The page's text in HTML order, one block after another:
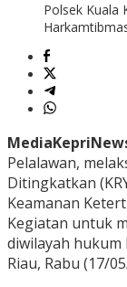
Polsek Kuala
Pelalawan,
Ditingkatkan
Keamanan
Kegiatan untuk
diwilayah hukum
Riau, Rabu (17/